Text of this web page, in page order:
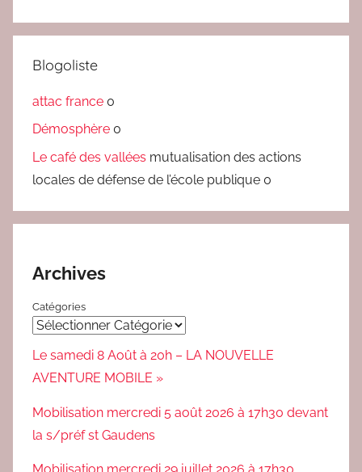
Blogoliste
attac france 0
Démosphère 0
Le café des vallées mutualisation des actions
locales de défense de l’école publique 0
Archives
Catégories
Le samedi 8 Août à 20h – LA NOUVELLE
AVENTURE MOBILE »
Mobilisation mercredi 5 août 2026 à 17h30 devant
la s/préf st Gaudens